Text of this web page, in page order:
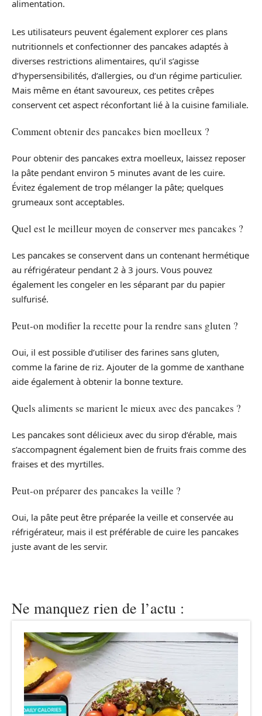
alimentation.
Les utilisateurs peuvent également explorer ces plans
nutritionnels et confectionner des pancakes adaptés à
diverses restrictions alimentaires, qu’il s’agisse
d’hypersensibilités, d’allergies, ou d’un régime particulier.
Mais même en étant savoureux, ces petites crêpes
conservent cet aspect réconfortant lié à la cuisine familiale.
Comment obtenir des pancakes bien moelleux ?
Pour obtenir des pancakes extra moelleux, laissez reposer
la pâte pendant environ 5 minutes avant de les cuire.
Évitez également de trop mélanger la pâte; quelques
grumeaux sont acceptables.
Quel est le meilleur moyen de conserver mes pancakes ?
Les pancakes se conservent dans un contenant hermétique
au réfrigérateur pendant 2 à 3 jours. Vous pouvez
également les congeler en les séparant par du papier
sulfurisé.
Peut-on modifier la recette pour la rendre sans gluten ?
Oui, il est possible d’utiliser des farines sans gluten,
comme la farine de riz. Ajouter de la gomme de xanthane
aide également à obtenir la bonne texture.
Quels aliments se marient le mieux avec des pancakes ?
Les pancakes sont délicieux avec du sirop d’érable, mais
s’accompagnent également bien de fruits frais comme des
fraises et des myrtilles.
Peut-on préparer des pancakes la veille ?
Oui, la pâte peut être préparée la veille et conservée au
réfrigérateur, mais il est préférable de cuire les pancakes
juste avant de les servir.
Ne manquez rien de l’actu :